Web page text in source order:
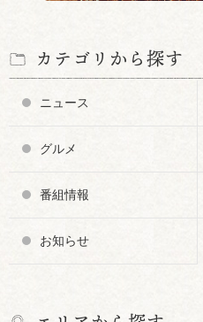
カテゴリから探す
ニュース
グルメ
番組情報
お知らせ